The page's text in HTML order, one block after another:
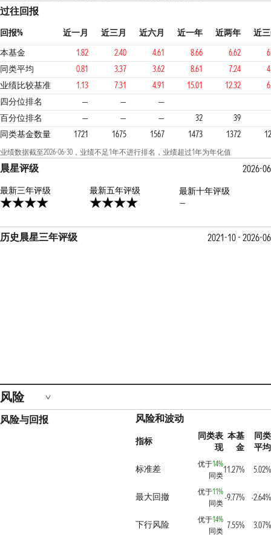
过往回报
回报% 近一月 近三月 近六月 近一年 近两年
近
本基金
1.82 2.40 4.61 8.66 6.62
同类平均
0.81 3.37 3.62 8.61 7.24
业绩比较基准
1.13 7.31 4.91 15.01 12.32
四分位排名
— — —
2 2 1
百分位排名 — — — 32
39
同类基金数量
1721 1675 1567 1473 1372
业绩数据截至2026-06-30，业绩不足1年不进行排名，业绩超过1年为年化值
晨星评级 2026-06
最新三年评级 最新五年评级
最新十年评级
—
历史晨星三年评级 2021-10 - 2026-06
风险
风险与回报 风险和波动
指标
同类表
现
本基
金
同类
平均
标准差
优于14%
同类
11.27% 5.02%
最大回撤 优于11%
同类
-9.77% -2.64%
下行风险 优于14%
同类
7.55% 3.07%